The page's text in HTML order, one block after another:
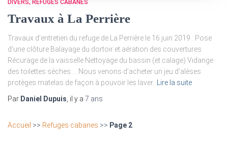
DIVERS REFUGES CABANES
Travaux à La Perrière
Travaux d’entretien du refuge de La Perrière le 16 juin 2019 : Pose
d’une clôture Balayage du dortoir et aération des couvertures
Récurage de la vaisselle Nettoyage du bassin (et calage) Vidange
des toilettes sèches … Nous venons d’acheter un jeu d’alèses
protèges matelas de façon à pouvoir les laver.
Lire la suite
Par Daniel Dupuis , il y a 7 ans
Accueil >> Refuges cabanes >> Page 2